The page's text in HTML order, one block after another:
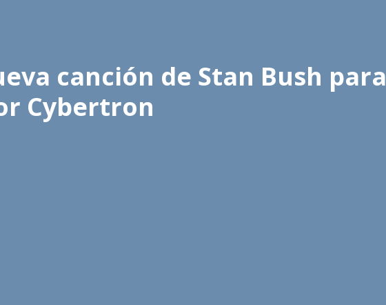
canción de Stan Bush para
Cybertron